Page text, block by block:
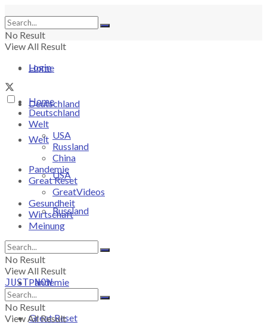
No Result
View All Result
Login
Home
Deutschland
Welt
USA
Russland
Pandemie
Great Reset
Home
Deutschland
Welt
USA
Russland
China
Pandemie
Great Reset
GreatVideos
Gesundheit
Wirtschaft
Meinung
No Result
View All Result
JUST-NOW
No Result
View All Result